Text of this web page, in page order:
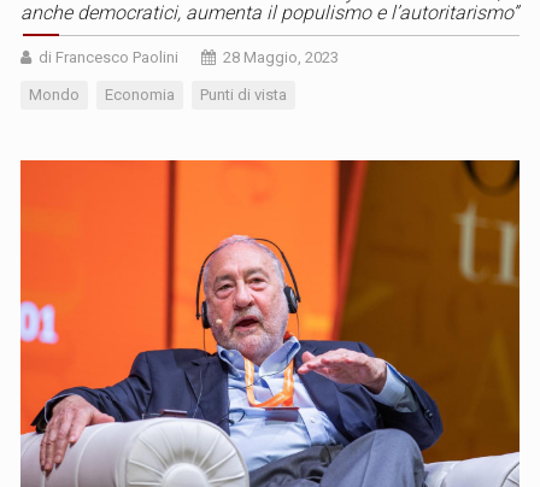
anche democratici, aumenta il populismo e l’autoritarismo”
di Francesco Paolini 28 Maggio, 2023
Mondo Economia Punti di vista